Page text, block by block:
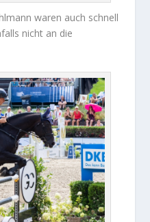
waren auch schnell
nicht an die